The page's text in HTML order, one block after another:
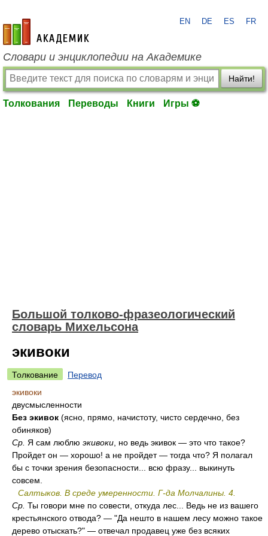
academic.ru
EN DE ES FR
Словари и энциклопедии на Академике
Найти!
Толкования Переводы Книги Игры ⚽
Большой толково-фразеологический
словарь Михельсона
экивоки
Толкование
Перевод
экивоки
двусмысленности
Без экивок (ясно, прямо, начистоту, чисто сердечно, без
обиняков)
Ср. Я сам люблю экивоки , но ведь экивок — это что такое?
Пройдет он — хорошо! а не пройдет — тогда что? Я полагал
бы с точки зрения безопасности... всю фразу... выкинуть
совсем.
Салтыков. В среде умеренности. Г-да Молчалины. 4.
Ср. Ты говори мне по совести, откуда лес... Ведь не из вашего
крестьянского отвода? — "Да нешто в нашем лесу можно такое
дерево отыскать?" — отвечал продавец уже без всяких